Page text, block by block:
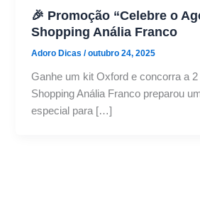
🎉 Promoção “Celebre o
Shopping Anália Franco
Adoro Dicas/outubro 24, 2025
Ganhe um kit Oxford e concorra a
Shopping Anália Franco preparou
especial para […]